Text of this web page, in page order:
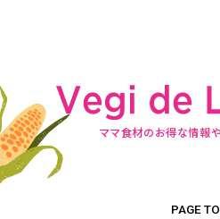
ママ食材のお得な情報
PAGE